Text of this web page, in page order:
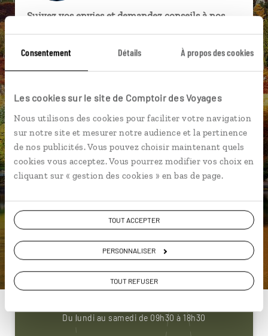
Consentement Détails À propos des cookies
Les cookies sur le site de Comptoir des Voyages
Nous utilisons des cookies pour faciliter votre navigation
sur notre site et mesurer notre audience et la pertinence
de nos publicités. Vous pouvez choisir maintenant quels
cookies vous acceptez. Vous pourrez modifier vos choix en
cliquant sur « gestion des cookies » en bas de page.
TOUT ACCEPTER
PERSONNALISER
TOUT REFUSER
Suivez vos envies et demandez conseils à nos
Ils sauront organiser votre itinéraire au plus
près de vos envies et de la réalité du pays.
connectés en agence, mais aussi par email ou
téléphone.
Vous gardez le même interlocuteur avant,
pendant et après votre voyage.
DEMANDER UN DEVIS
ou
Construisez votre voyage avec un spécialiste Ecosse
01 85 08 22 92
Du lundi au samedi de 09h30 à 18h30